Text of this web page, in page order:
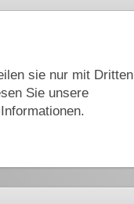
sie nur mit
Sie unsere